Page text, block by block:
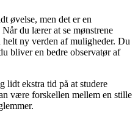
øvelse, men det er en
du lærer at se mønstrene
ny verden af muligheder. Du
bliver en bedre observatør af
lidt ekstra tid på at studere
være forskellen mellem en stille